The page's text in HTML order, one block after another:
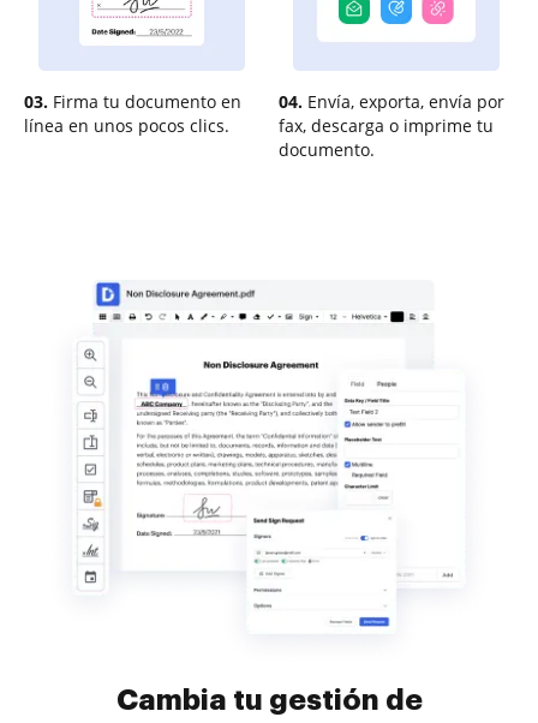
03. Firma tu documento en
línea en unos pocos clics.
04. Envía, exporta, envía por
fax, descarga o imprime tu
documento.
Cambia tu gestión de